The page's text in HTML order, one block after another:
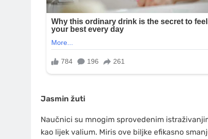
Jasmin žuti
Naučnici su mnogim sprovedenim
kao lijek valium. Miris ove biljke efikasno